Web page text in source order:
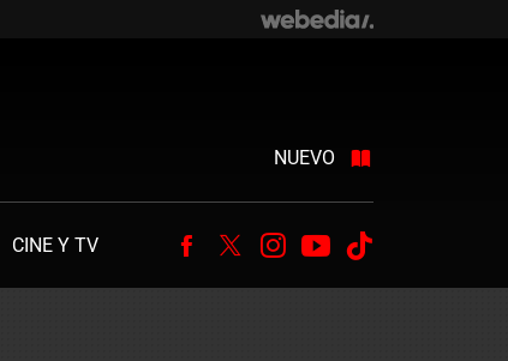
NUEVO
CINE Y TV Facebook
TwitterInstagram
Youtube